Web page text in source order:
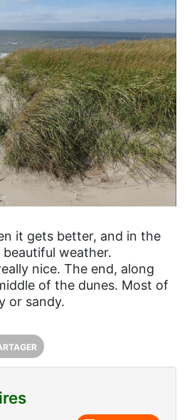
it gets better, and in the
weather.
nice. The end, along
of the dunes. Most of
or sandy.